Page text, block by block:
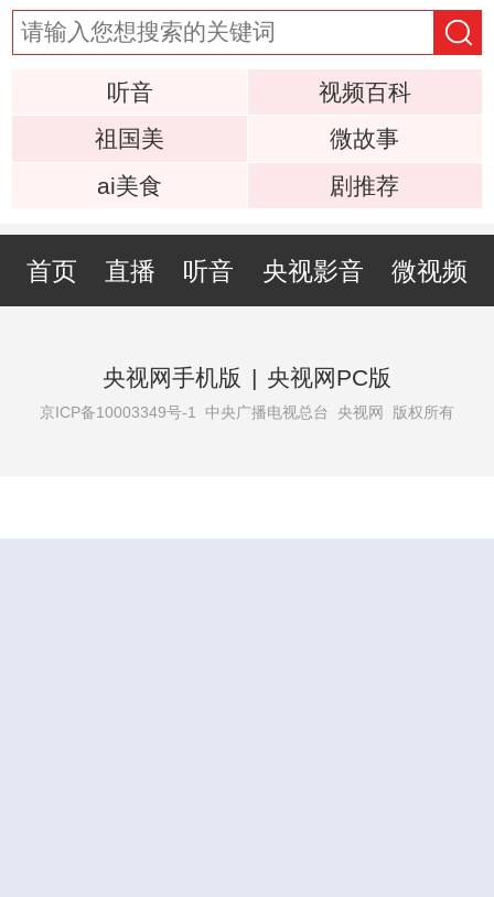
听音
视频百科
祖国美
微故事
ai美食
剧推荐
首页 直播 听音 央视影音 微视频
央视网手机版 | 央视网PC版
京ICP备10003349号-1 中央广播电视总台 央视网 版权所有